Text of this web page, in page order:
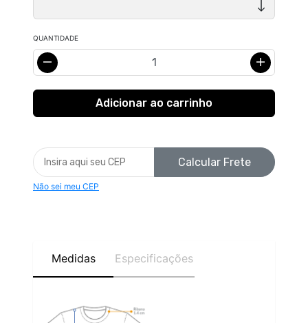
QUANTIDADE
Calcular Frete
Não sei meu CEP
Medidas Especificações